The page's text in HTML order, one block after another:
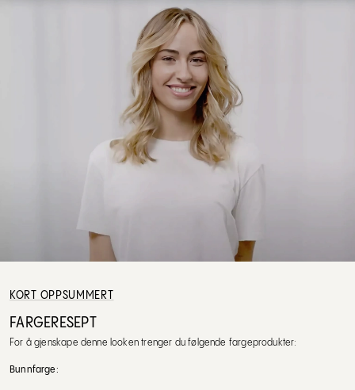
KORT OPPSUMMERT
FARGERESEPT
For å gjenskape denne looken trenger du følgende fargeprodukter:
Bunnfarge: